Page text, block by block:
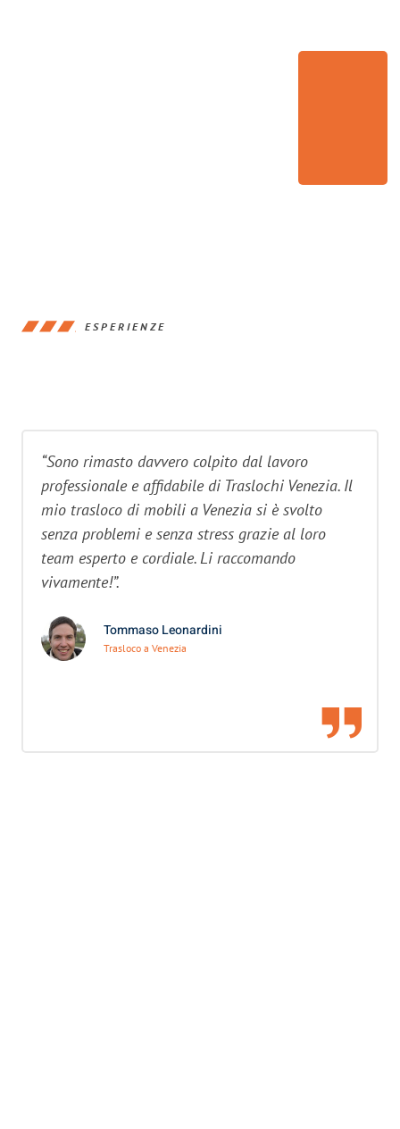
ESPERIENZE
“Sono rimasto davvero colpito dal lavoro
professionale e affidabile di Traslochi Venezia. Il
mio trasloco di mobili a Venezia si è svolto
senza problemi e senza stress grazie al loro
team esperto e cordiale. Li raccomando
vivamente!”.
Tommaso Leonardini
Trasloco a Venezia